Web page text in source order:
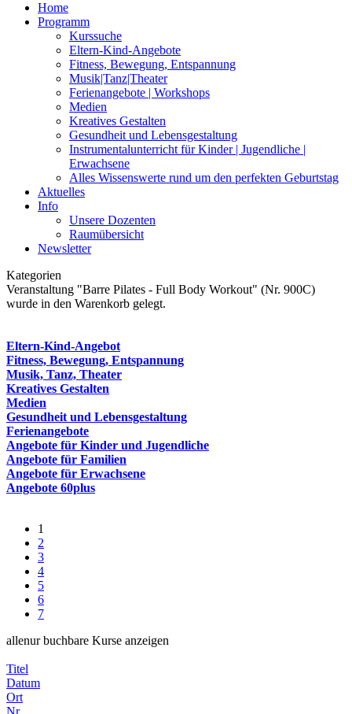
Home
Programm
Kurssuche
Eltern-Kind-Angebote
Fitness, Bewegung, Entspannung
Musik|Tanz|Theater
Ferienangebote | Workshops
Medien
Kreatives Gestalten
Gesundheit und Lebensgestaltung
Instrumentalunterricht für Kinder | Jugendliche |
Erwachsene
Alles Wissenswerte rund um den perfekten Geburtstag
Aktuelles
Info
Unsere Dozenten
Raumübersicht
Newsletter
Kategorien
Veranstaltung "Barre Pilates - Full Body Workout" (Nr. 900C)
wurde in den Warenkorb gelegt.
Eltern-Kind-Angebot
Fitness, Bewegung, Entspannung
Musik, Tanz, Theater
Kreatives Gestalten
Medien
Gesundheit und Lebensgestaltung
Ferienangebote
Angebote für Kinder und Jugendliche
Angebote für Familien
Angebote für Erwachsene
Angebote 60plus
1
2
3
4
5
6
7
allenur buchbare Kurse anzeigen
Titel
Datum
Ort
Nr.